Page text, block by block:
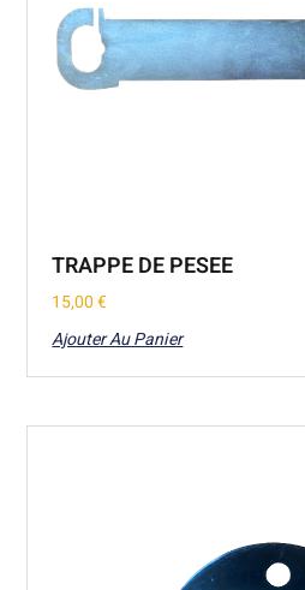
TRAPPE DE PESEE
15,00€
Ajouter Au Panier